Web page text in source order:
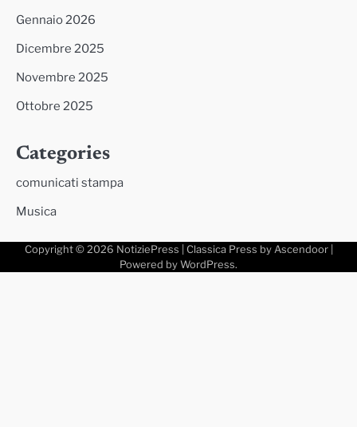
Gennaio 2026
Dicembre 2025
Novembre 2025
Ottobre 2025
Categories
comunicati stampa
Musica
Copyright © 2026 NotiziePress | Classica Press by Ascendoor|
Powered by WordPress.